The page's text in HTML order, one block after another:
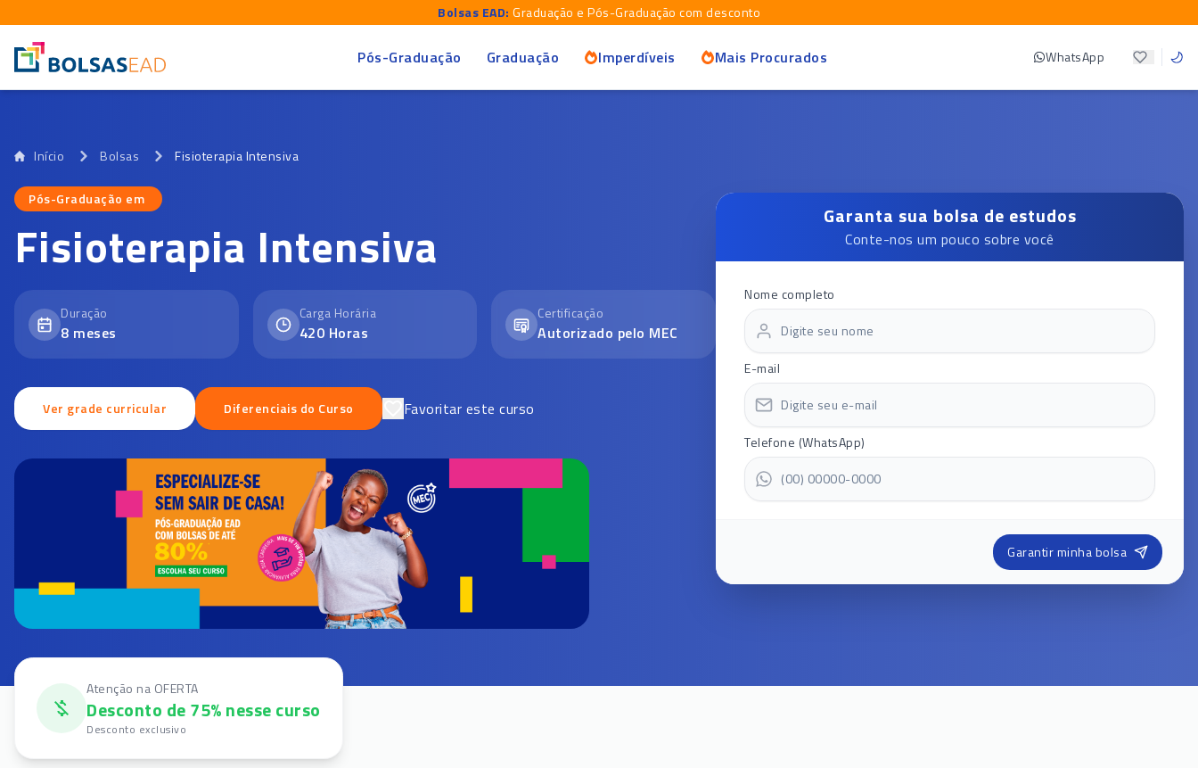
Bolsas EAD: Graduação e Pós-Graduação com desconto
Pós-Graduação Graduação Imperdíveis Mais Procurados WhatsApp
Início Bolsas Fisioterapia Intensiva
Pós-Graduação em
Pós-Graduação em
Fisioterapia Intensiva
Duração
8 meses
Carga Horária
420 Horas
Certificação
Autorizado pelo MEC
Ver grade curricular Diferenciais do Curso Favoritar este curso
Garanta sua bolsa de estudos
Conte-nos um pouco sobre você
Nome completo
E-mail
Telefone (WhatsApp)
Garantir minha bolsa
Atenção na OFERTA
Desconto de 75% nesse curso
Desconto exclusivo